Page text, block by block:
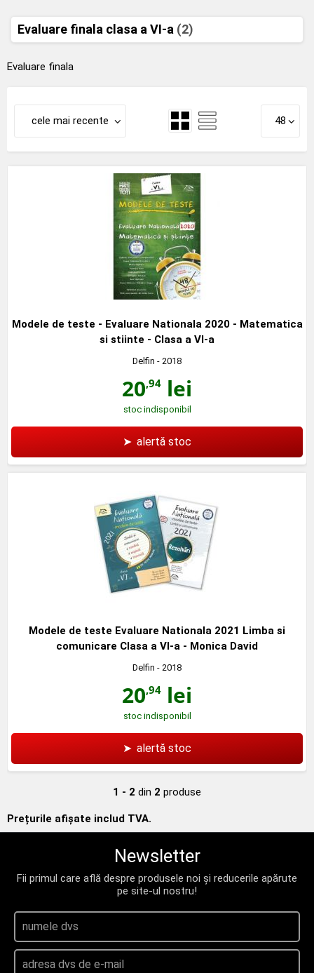
Evaluare finala clasa a VI-a (2)
Evaluare finala
cele mai recente 48
Modele de teste - Evaluare Nationala 2020 - Matematica
si stiinte - Clasa a VI-a
Delfin - 2018
20,94 lei
stoc indisponibil
➤ alertă stoc
Modele de teste Evaluare Nationala 2021 Limba si
comunicare Clasa a VI-a - Monica David
Delfin - 2018
20,94 lei
stoc indisponibil
➤ alertă stoc
1 - 2 din 2 produse
Prețurile afișate includ TVA.
Newsletter
Fii primul care află despre produsele noi și reducerile apărute
pe site-ul nostru!